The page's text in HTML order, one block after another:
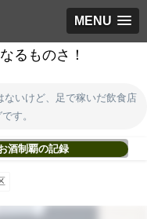
MENU
るものさ！
いけど、足で稼いだ飲食店
す。
酒制覇の記録